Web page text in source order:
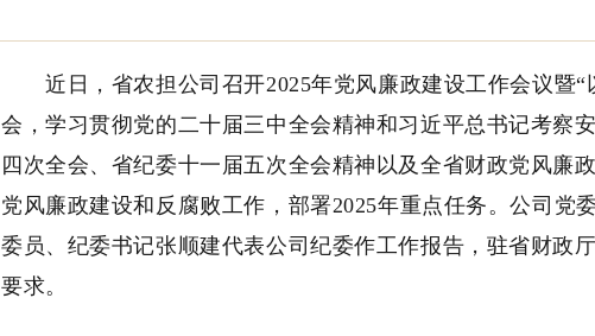
近日，省农担公司召开2025年党风廉政建设工作会议暨“
会，学习贯彻党的二十届三中全会精神和习近平总书记考察
四次全会、省纪委十一届五次全会精神以及全省财政党风廉
党风廉政建设和反腐败工作，部署2025年重点任务。公司党
委员、纪委书记张顺建代表公司纪委作工作报告，驻省财政
要求。